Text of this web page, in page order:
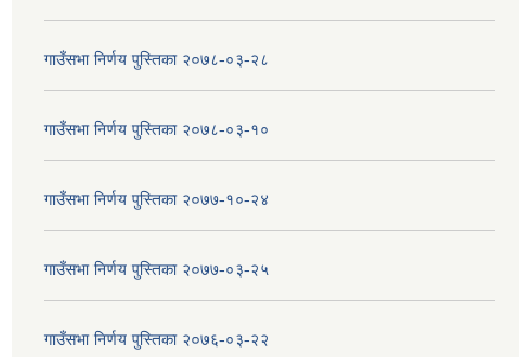
गाउँसभा निर्णय पुस्तिका २०७८-०३-२८
गाउँसभा निर्णय पुस्तिका २०७८-०३-१०
गाउँसभा निर्णय पुस्तिका २०७७-१०-२४
गाउँसभा निर्णय पुस्तिका २०७७-०३-२५
गाउँसभा निर्णय पुस्तिका २०७६-०३-२२